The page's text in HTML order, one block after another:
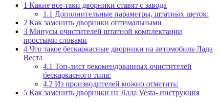
1 Какие все-таки дворники ставят с завода
1.1 Дополнительные параметры, штатных щеток:
2 Как заменить дворники оптимальными
3 Минусы очистителей штатной комплектации
простыми словами
4 Что такое бескаркасные дворники на автомобиль Лада
Веста
4.1 Топ-лист рекомендованных очистителей
бескаркасного типа:
4.2 Из производителей можно отметить:
5 Как заменить дворники на Лада Vesta- инструкция